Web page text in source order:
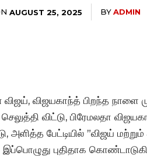
AUGUST 25, 2025 BYADMIN
விஜயகாந்த் பிறந்த நாளை
விட்டு, பிரேமலதா
அளித்த பேட்டியில் ”விஜய்
புதிதாக